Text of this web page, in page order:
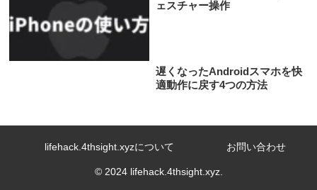
ェスチャー操作
遅くなったAndroidスマホを快
適動作に戻す4つの方法
lifehack.4thsight.xyzについて お問い合わせ
© 2024 lifehack.4thsight.xyz.